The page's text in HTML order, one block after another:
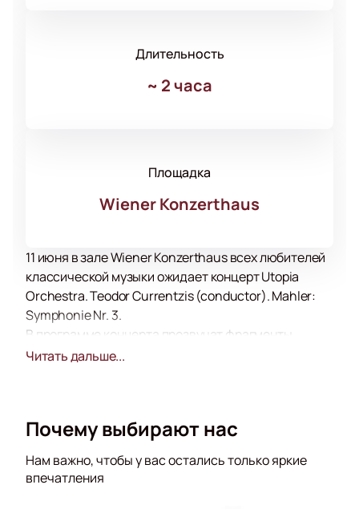
Длительность
~ 2 часа
Площадка
Wiener Konzerthaus
11 июня в зале Wiener Konzerthaus всех любителей
классической музыки ожидает концерт Utopia
Orchestra. Teodor Currentzis (conductor). Mahler:
Symphonie Nr. 3.
В программе концерта прозвучат фрагменты
произведения Моцарта, Бетховена, а также
в сопровождении театральных постановок, балета,
становились лауреатами музыкальных премий и
принимали участие в фестивалях и конкурсах
Читать дальше...
Почему выбирают нас
Нам важно, чтобы у вас остались только яркие
впечатления